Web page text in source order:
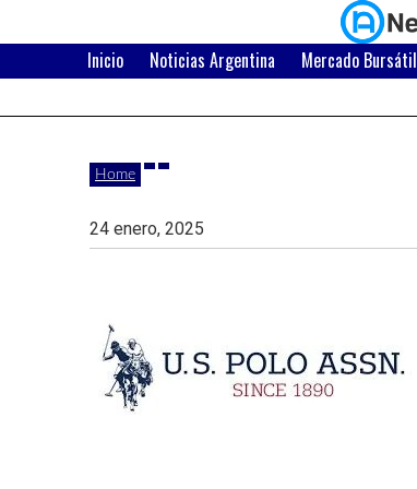
content
Negocios
con
Últimas
noticias,
y
actualidad
con
Argentina.
Inicio Noticias Argentina Mercado Bursátil
Home
24 enero, 2025